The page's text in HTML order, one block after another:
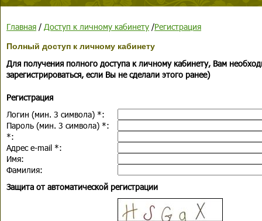
Главная / Доступ к личному кабинету /Регистрация
Полный доступ к личному кабинету
Для получения полного доступа к личному кабинету, Вам
зарегистрироваться, если Вы не сделали этого ранее)
Регистрация
Логин (мин. 3 символа) *:
Пароль (мин. 3 символа) *:
*:
Адрес e-mail *:
Имя:
Фамилия:
Защита от автоматической регистрации